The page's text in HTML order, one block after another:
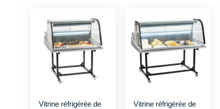
Vitrine réfrigérée de
Vitrine réfrigérée de